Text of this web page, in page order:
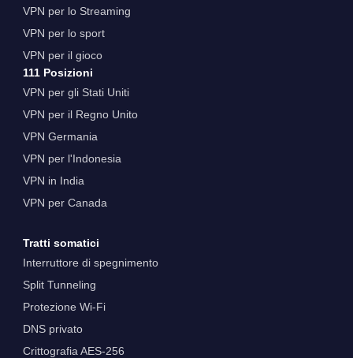
VPN per lo Streaming
VPN per lo sport
VPN per il gioco
111 Posizioni
VPN per gli Stati Uniti
VPN per il Regno Unito
VPN Germania
VPN per l'Indonesia
VPN in India
VPN per Canada
Tratti somatici
Interruttore di spegnimento
Split Tunneling
Protezione Wi-Fi
DNS privato
Crittografia AES-256